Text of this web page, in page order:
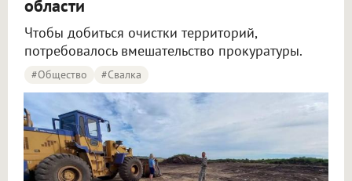
области
Чтобы добиться очистки территорий,
потребовалось вмешательство прокуратуры.
#Общество #Свалка